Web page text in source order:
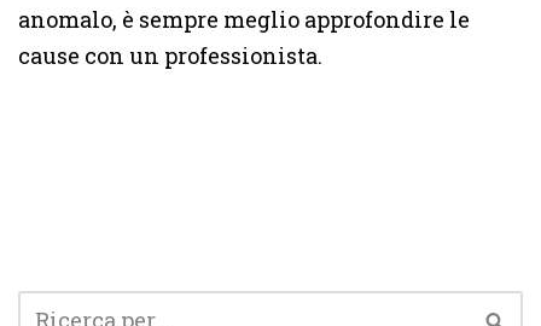
anomalo, è sempre meglio approfondire le
cause con un professionista.